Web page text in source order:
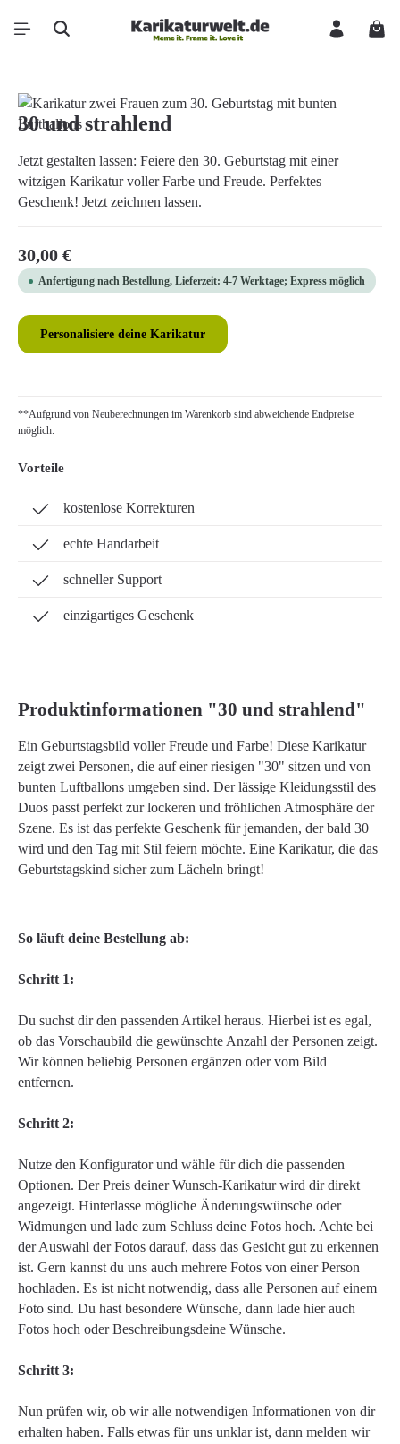
Zum Hauptinhalt springen
Bildergalerie überspringen
30 und strahlend
Jetzt gestalten lassen: Feiere den 30. Geburtstag mit einer
witzigen Karikatur voller Farbe und Freude. Perfektes
Geschenk! Jetzt zeichnen lassen.
Regulärer Preis:
30,00 €
Anfertigung nach Bestellung, Lieferzeit: 4-7 Werktage; Express möglich
Personalisiere deine Karikatur
**Aufgrund von Neuberechnungen im Warenkorb sind abweichende Endpreise
möglich.
Vorteile
kostenlose Korrekturen
echte Handarbeit
schneller Support
einzigartiges Geschenk
Produktinformationen "30 und strahlend"
Ein Geburtstagsbild voller Freude und Farbe! Diese Karikatur
zeigt zwei Personen, die auf einer riesigen "30" sitzen und von
bunten Luftballons umgeben sind. Der lässige Kleidungsstil des
Duos passt perfekt zur lockeren und fröhlichen Atmosphäre der
Szene. Es ist das perfekte Geschenk für jemanden, der bald 30
wird und den Tag mit Stil feiern möchte. Eine Karikatur, die das
Geburtstagskind sicher zum Lächeln bringt!
So läuft deine Bestellung ab:
Schritt 1:
Du suchst dir den passenden Artikel heraus. Hierbei ist es egal,
ob das Vorschaubild die gewünschte Anzahl der Personen zeigt.
Wir können beliebig Personen ergänzen oder vom Bild
entfernen.
Schritt 2:
Nutze den Konfigurator und wähle für dich die passenden
Optionen. Der Preis deiner Wunsch-Karikatur wird dir direkt
angezeigt. Hinterlasse mögliche Änderungswünsche oder
Widmungen und lade zum Schluss deine Fotos hoch. Achte bei
der Auswahl der Fotos darauf, dass das Gesicht gut zu erkennen
ist. Gern kannst du uns auch mehrere Fotos von einer Person
hochladen. Es ist nicht notwendig, dass alle Personen auf einem
Foto sind. Du hast besondere Wünsche, dann lade hier auch
Fotos hoch oder Beschreibungsdeine Wünsche.
Schritt 3:
Nun prüfen wir, ob wir alle notwendigen Informationen von dir
erhalten haben. Falls etwas für uns unklar ist, dann melden wir